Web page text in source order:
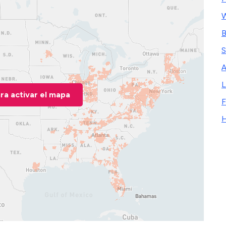
activar el mapa